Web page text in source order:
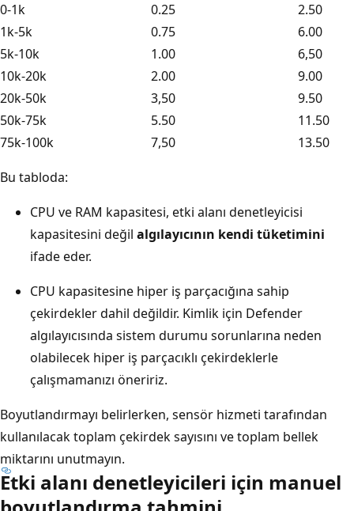
0-1k
0.25
2.50
1k-5k
0.75
6.00
5k-10k
1.00
6,50
10k-20k
2.00
9.00
20k-50k
3,50
9.50
50k-75k
5.50
11.50
75k-100k
7,50
13.50
Bu tabloda:
CPU ve RAM kapasitesi, etki alanı denetleyicisi
kapasitesini değil algılayıcının kendi tüketimini
ifade eder.
CPU kapasitesine hiper iş parçacığına sahip
çekirdekler dahil değildir. Kimlik için Defender
algılayıcısında sistem durumu sorunlarına neden
olabilecek hiper iş parçacıklı çekirdeklerle
çalışmamanızı öneririz.
Boyutlandırmayı belirlerken, sensör hizmeti tarafından
kullanılacak toplam çekirdek sayısını ve toplam bellek
miktarını unutmayın.
Etki alanı denetleyicileri için manuel